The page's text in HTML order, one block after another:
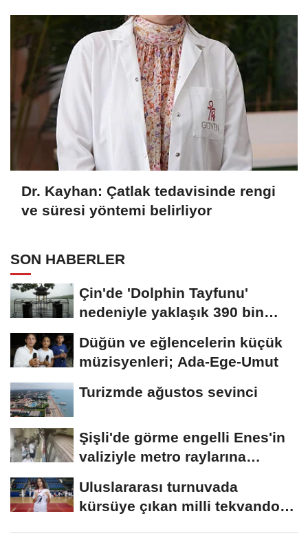
Dr. Kayhan: Çatlak tedavisinde rengi
ve süresi yöntemi belirliyor
SON HABERLER
Çin'de 'Dolphin Tayfunu'
nedeniyle yaklaşık 390 bin
Düğün ve eğlencelerin küçük
müzisyenleri; Ada-Ege-Umut
Turizmde ağustos sevinci
Şişli'de görme engelli Enes'in
valiziyle metro raylarına
Uluslararası turnuvada
kürsüye çıkan milli tekvandocu